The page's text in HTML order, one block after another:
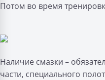
Потом во время
Наличие смазки –
части, специального